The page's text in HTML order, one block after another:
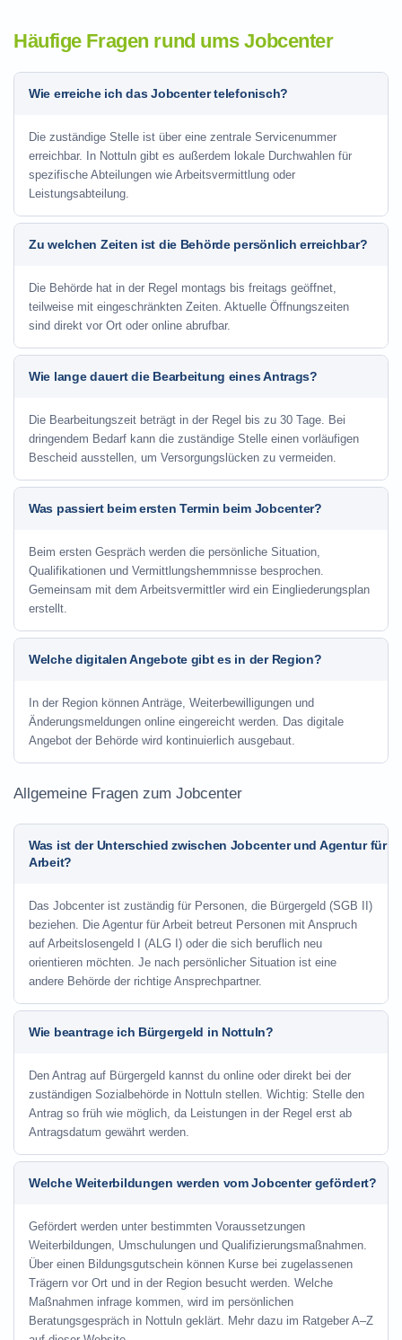
Häufige Fragen rund ums Jobcenter
Wie erreiche ich das Jobcenter telefonisch?
Die zuständige Stelle ist über eine zentrale Servicenummer
erreichbar. In Nottuln gibt es außerdem lokale Durchwahlen für
spezifische Abteilungen wie Arbeitsvermittlung oder
Leistungsabteilung.
Zu welchen Zeiten ist die Behörde persönlich erreichbar?
Die Behörde hat in der Regel montags bis freitags geöffnet,
teilweise mit eingeschränkten Zeiten. Aktuelle Öffnungszeiten
sind direkt vor Ort oder online abrufbar.
Wie lange dauert die Bearbeitung eines Antrags?
Die Bearbeitungszeit beträgt in der Regel bis zu 30 Tage. Bei
dringendem Bedarf kann die zuständige Stelle einen vorläufigen
Bescheid ausstellen, um Versorgungslücken zu vermeiden.
Was passiert beim ersten Termin beim Jobcenter?
Beim ersten Gespräch werden die persönliche Situation,
Qualifikationen und Vermittlungshemmnisse besprochen.
Gemeinsam mit dem Arbeitsvermittler wird ein Eingliederungsplan
erstellt.
Welche digitalen Angebote gibt es in der Region?
In der Region können Anträge, Weiterbewilligungen und
Änderungsmeldungen online eingereicht werden. Das digitale
Angebot der Behörde wird kontinuierlich ausgebaut.
Allgemeine Fragen zum Jobcenter
Was ist der Unterschied zwischen Jobcenter und Agentur für
Arbeit?
Das Jobcenter ist zuständig für Personen, die Bürgergeld (SGB II)
beziehen. Die Agentur für Arbeit betreut Personen mit Anspruch
auf Arbeitslosengeld I (ALG I) oder die sich beruflich neu
orientieren möchten. Je nach persönlicher Situation ist eine
andere Behörde der richtige Ansprechpartner.
Wie beantrage ich Bürgergeld in Nottuln?
Den Antrag auf Bürgergeld kannst du online oder direkt bei der
zuständigen Sozialbehörde in Nottuln stellen. Wichtig: Stelle den
Antrag so früh wie möglich, da Leistungen in der Regel erst ab
Antragsdatum gewährt werden.
Welche Weiterbildungen werden vom Jobcenter gefördert?
Gefördert werden unter bestimmten Voraussetzungen
Weiterbildungen, Umschulungen und Qualifizierungsmaßnahmen.
Über einen Bildungsgutschein können Kurse bei zugelassenen
Trägern vor Ort und in der Region besucht werden. Welche
Maßnahmen infrage kommen, wird im persönlichen
Beratungsgespräch in Nottuln geklärt. Mehr dazu im Ratgeber A–Z